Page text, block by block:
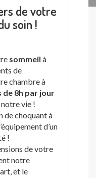
de votre
soin !
sommeil à
de
chambre à
de 8h par jour
vie !
de choquant à
d’un
!
de votre
notre
et le